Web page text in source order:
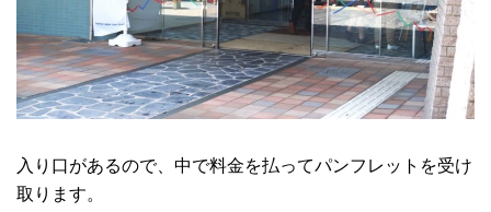
入り口があるので、中で料金を払ってパンフレットを受け
取ります。